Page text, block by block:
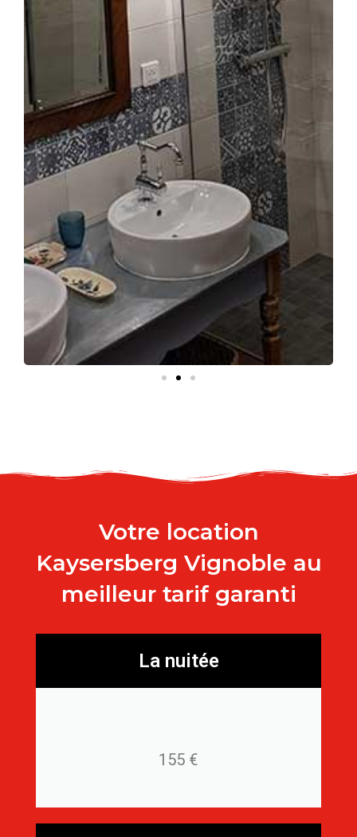
Votre location
Kaysersberg Vignoble au
meilleur tarif garanti
La nuitée
155 €